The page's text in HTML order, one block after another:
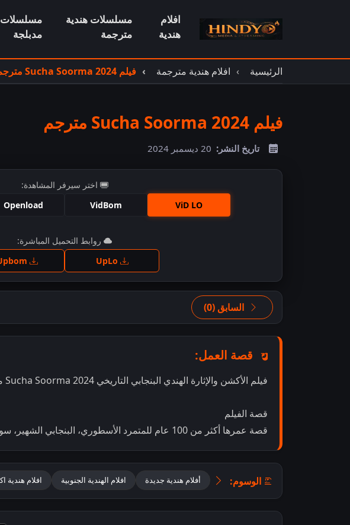
افلام
هندية
مسلسلات هندية
مترجمة
مسلسلات
مدبلجة
الرئيسية افلام هندية مترجمة فيلم Sucha Soorma 2024 مترجم
فيلم Sucha Soorma 2024 مترجم
تاريخ النشر: 20 ديسمبر 2024
اختر سيرفر المشاهدة:
ViD LO
VidBom
Openload
اضغط للمشاهدة
روابط التحميل المباشرة:
السابق (0)
قصة العمل:
فيلم الأكشن والإثارة الهندي البنجابي التاريخي Sucha Soorma 2024 مترجم بجودة 1080p WebDL
قصة الفيلم
قصة عمرها أكثر من 100 عام للمتمرد الأسطوري، البنجابي الشهير، سوشا سورما!
الوسوم: أفلام هندية جديدة افلام الهندية الجنوبية افلام هندية